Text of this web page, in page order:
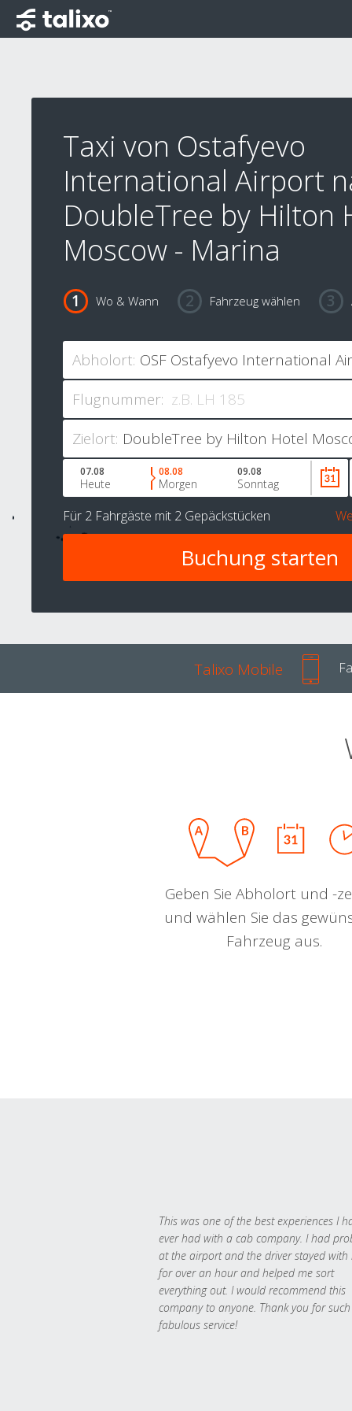
Taxi von Ostafyevo
International Airport
DoubleTree by Hilton
Moscow - Marina
Wo & Wann Fahrzeug wählen
Abholort:
Flugnummer:
Zielort:
07.08
Heute
08.08
Morgen
09.08
Sonntag
Für 2 Fahrgäste mit 2 Gepäckstücken
Talixo Mobile
Geben Sie Abholort und -
und wählen Sie das
Fahrzeug aus.
This was one of the best experiences I
ever had with a cab company. I had
at the airport and the driver stayed with
for over an hour and helped me sort
everything out. I would recommend this
company to anyone. Thank you for such
fabulous service!